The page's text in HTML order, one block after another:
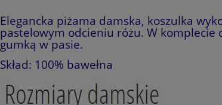
Elegancka piżama damska, koszulka
pastelowym odcieniu różu. W komplecie
gumką w pasie.
Skład: 100% bawełna